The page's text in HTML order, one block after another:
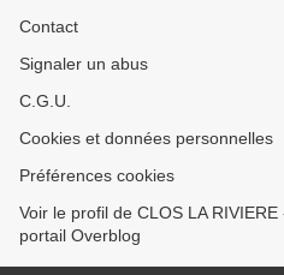
Contact
Signaler un abus
C.G.U.
Cookies et données personnelles
Préférences cookies
Voir le profil de CLOS LA
portail Overblog